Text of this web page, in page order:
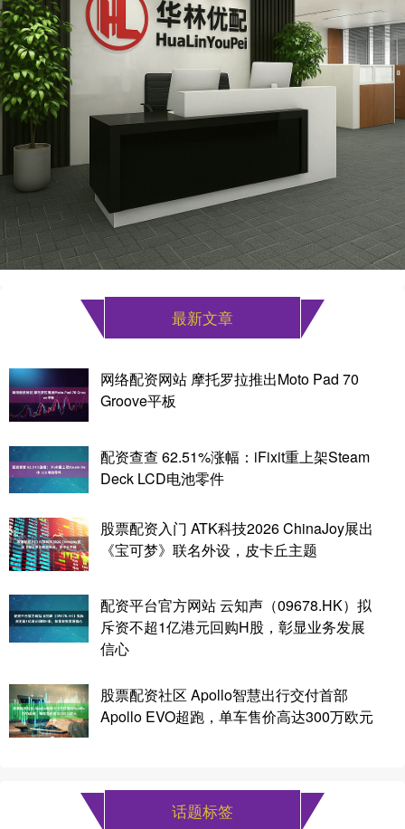
最新文章
网络配资网站 摩托罗拉推出Moto Pad 70
Groove平板
配资查查 62.51%涨幅：iFixit重上架Steam
Deck LCD电池零件
股票配资入门 ATK科技2026 ChinaJoy展出
《宝可梦》联名外设，皮卡丘主题
配资平台官方网站 云知声（09678.HK）拟
斥资不超1亿港元回购H股，彰显业务发展
信心
股票配资社区 Apollo智慧出行交付首部
Apollo EVO超跑，单车售价高达300万欧元
话题标签